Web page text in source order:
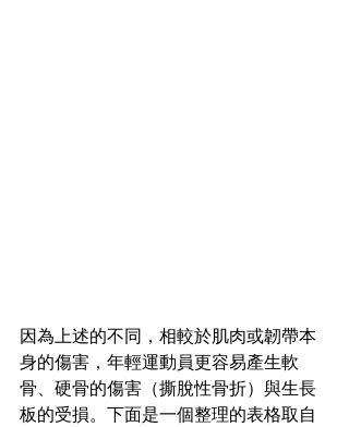
因為上述的不同，相較於肌肉或韌帶本
身的傷害，年輕運動員更容易產生軟
骨、硬骨的傷害（撕脫性骨折）與生長
板的受損。下面是一個整理的表格取自